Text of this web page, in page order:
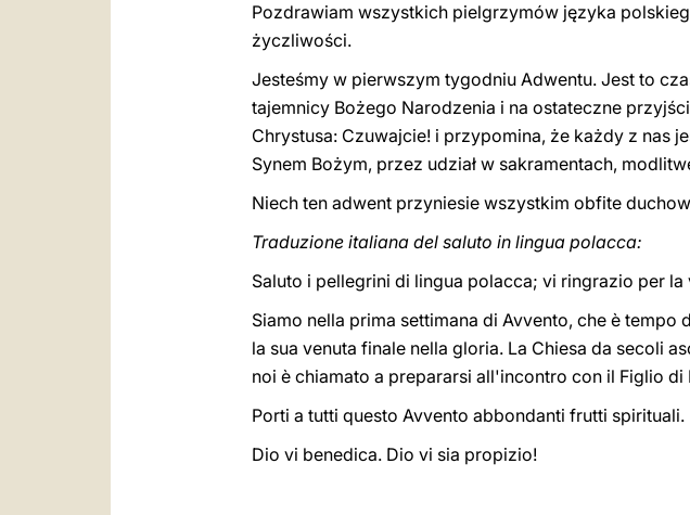
Pozdrawiam wszystkich pielgrzymów języka
życzliwości.
Jesteśmy w pierwszym tygodniu Adwentu. Jest to
tajemnicy Bożego Narodzenia i na ostateczne
Chrystusa: Czuwajcie! i przypomina, że każdy z nas
Synem Bożym, przez udział w sakramentach,
Niech ten adwent przyniesie wszystkim obfite
Traduzione italiana del saluto in lingua polacca:
Saluto i pellegrini di lingua polacca; vi ringrazio per la
Siamo nella prima settimana di Avvento, che è
la sua venuta finale nella gloria. La Chiesa da secoli
noi è chiamato a prepararsi all'incontro con il Figlio di
Porti a tutti questo Avvento abbondanti frutti spirituali.
Dio vi benedica. Dio vi sia propizio!